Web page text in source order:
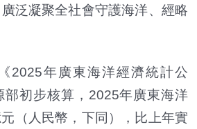
泛凝聚全社會守護海洋、經略
2025年廣東海洋經濟統計公
部初步核算，2025年廣東海洋
（人民幣，下同），比上年實